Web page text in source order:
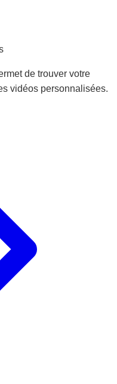
de trouver votre
vidéos personnalisées.